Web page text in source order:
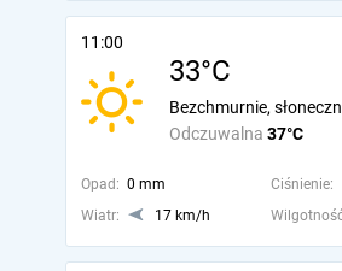
11:00
33°C
Odczuwalna 37°C
Bezchmurnie,
Opad: 0 mm Ciśnienie:
Wiatr:
17 km/h